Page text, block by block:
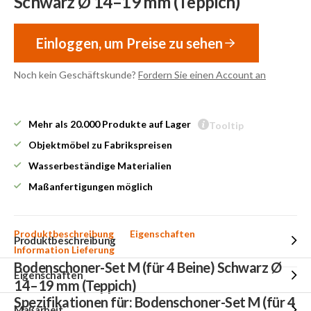
Einloggen, um Preise zu sehen
Noch kein Geschäftskunde? Fordern Sie einen Account an
Mehr als 20.000 Produkte auf Lager
Tooltip
Objektmöbel zu Fabrikspreisen
Wasserbeständige Materialien
Maßanfertigungen möglich
Produktbeschreibung
Eigenschaften
Information Lieferung
Produktbeschreibung
Bodenschoner-Set M (für 4 Beine) Schwarz Ø
14–19 mm (Teppich)
Eigenschaften
Spezifikationen für: Bodenschoner-Set M (für 4